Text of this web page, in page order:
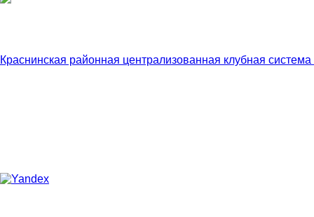
Краснинская районная централизованная клубная